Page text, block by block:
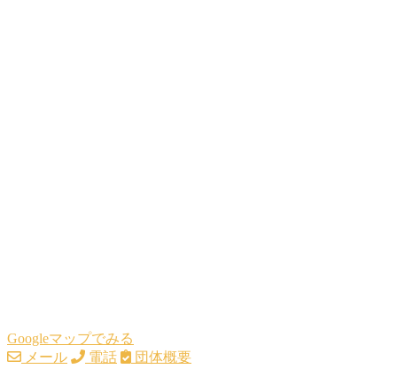
Googleマップでみる
メール
電話 団体概要